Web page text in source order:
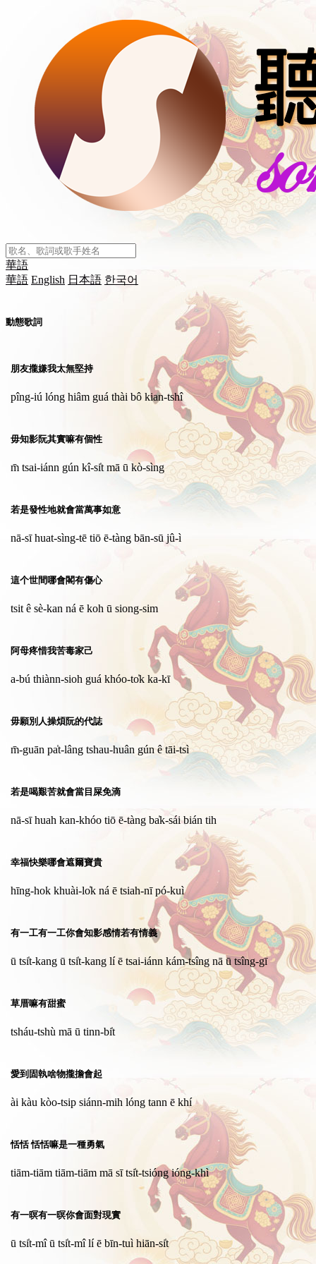
華語
華語 English 日本語 한국어
動態歌詞
朋友攏嫌我太無堅持
pîng-iú lóng hiâm guá thài bô kian-tshî
毋知影阮其實嘛有個性
m̄ tsai-iánn gún kî-si̍t mā ū kò-sìng
若是發性地就會當萬事如意
nā-sī huat-sìng-tē tiō ē-tàng bān-sū jû-ì
這个世間哪會閣有傷心
tsit ê sè-kan ná ē koh ū siong-sim
阿母疼惜我苦毒家己
a-bú thiànn-sioh guá khóo-to̍k ka-kī
毋願別人操煩阮的代誌
m̄-guān pa̍t-lâng tshau-huân gún ê tāi-tsì
若是喝艱苦就會當目屎免滴
nā-sī huah kan-khóo tiō ē-tàng ba̍k-sái bián tih
幸福快樂哪會遮爾寶貴
hīng-hok khuài-lo̍k ná ē tsiah-nī pó-kuì
有一工有一工你會知影感情若有情義
ū tsi̍t-kang ū tsi̍t-kang lí ē tsai-iánn kám-tsîng nā ū tsîng-gī
草厝嘛有甜蜜
tsháu-tshù mā ū tinn-bi̍t
愛到固執啥物攏擔會起
ài kàu kòo-tsip siánn-mih lóng tann ē khí
恬恬 恬恬嘛是一種勇氣
tiām-tiām tiām-tiām mā sī tsi̍t-tsióng ióng-khì
有一暝有一暝你會面對現實
ū tsi̍t-mî ū tsi̍t-mî lí ē bīn-tuì hiān-si̍t